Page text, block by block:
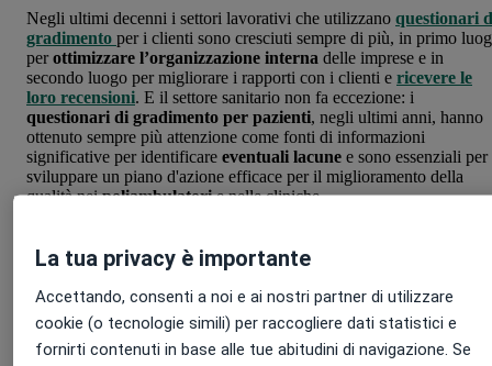
Negli ultimi decenni i settori lavorativi che utilizzano questionari
gradimento per i clienti sono cresciuti sempre di più, in primo
perottimizzare l’organizzazione interna delle imprese e in
secondo luogo per migliorare i rapporti con i clienti e ricevere le
loro recensioni. E il settore sanitario non fa eccezione: i
questionari di gradimento per pazienti, negli ultimi anni, hanno
ottenuto sempre più attenzione come fonti di informazioni
significative per identificare eventuali lacune e sono essenziali per
sviluppare un piano d'azione efficace per il miglioramento della
qualità neipoliambulatorie nelle cliniche.
raccogliere sistematicamente dellerecensioni e/o dei feedback
utenti della tua clinica, utili a misurare la loro
servizi sanitari offerti e comprendere in cosa puòmigliorareil tuo
poliambulatorio.
Generalmente, i questionari di gradimento per pazienti si
La tua privacy è importante
Accettando, consenti a noi e ai nostri partner di utilizzare
cookie (o tecnologie simili) per raccogliere dati statistici e
fornirti contenuti in base alle tue abitudini di navigazione. Se